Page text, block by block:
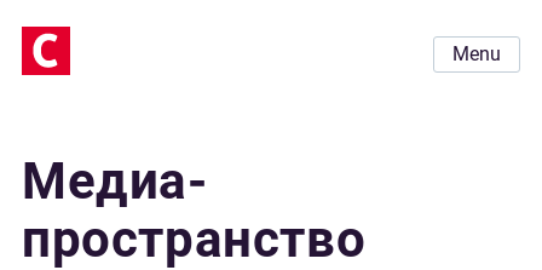
Menu
Медиа-
пространство